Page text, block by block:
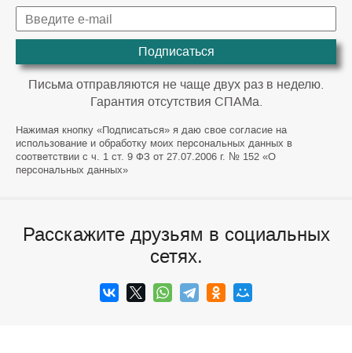
Подписаться
Письма отправляются не чаще двух раз в неделю.
Гарантия отсутствия СПАМа.
Нажимая кнопку «Подписаться» я даю свое согласие на
использование и обработку моих персональных данных в
соответствии с ч. 1 ст. 9 ФЗ от 27.07.2006 г. № 152 «О
персональных данных»
Расскажите друзьям в социальных
сетях.